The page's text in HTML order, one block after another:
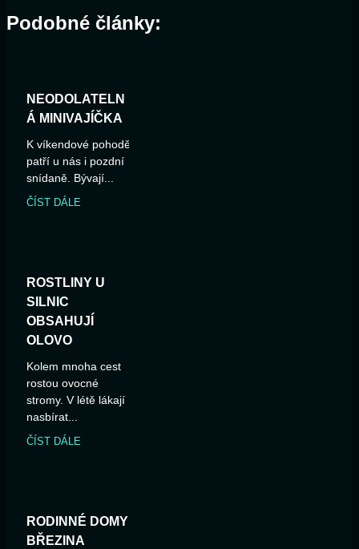
Podobné články:
NEODOLATELN
Á MINIVAJÍČKA
K víkendové pohodě
patří u nás i pozdní
snídaně. Bývají...
ČÍST DÁLE
ROSTLINY U
SILNIC
OBSAHUJÍ
OLOVO
Kolem mnoha cest
rostou ovocné
stromy. V létě lákají
nasbírat...
ČÍST DÁLE
RODINNÉ DOMY
BŘEZINA